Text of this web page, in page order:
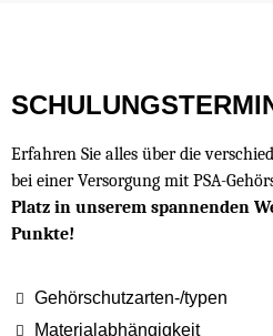
Erfahren Sie alles über die
bei einer Versorgung mit PSA-
Platz in unserem spannenden
Punkte!
Gehörschutzarten-/typen
Materialabhängigkeit